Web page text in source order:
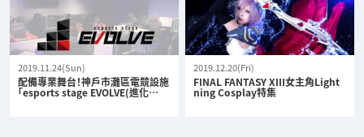
2019.11.24(Sun)
配備專業舞台！神戶市灘區電競設施
「esports stage EVOLVE(進化…
2019.12.20(Fri)
FINAL FANTASY XIII女主角Light
ning Cosplay特集